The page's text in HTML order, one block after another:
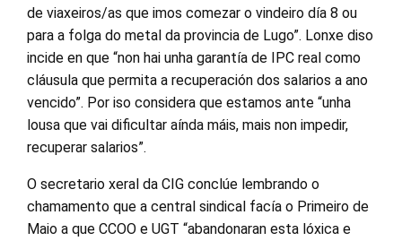
de viaxeiros/as que imos comezar o vindeiro día 8 ou
para a folga do metal da provincia de Lugo”. Lonxe diso
incide en que “non hai unha garantía de IPC real como
cláusula que permita a recuperación dos salarios a ano
vencido”. Por iso considera que estamos ante “unha
lousa que vai dificultar aínda máis, mais non impedir,
recuperar salarios”.
O secretario xeral da CIG conclúe lembrando o
chamamento que a central sindical facía o Primeiro de
Maio a que CCOO e UGT “abandonaran esta lóxica e